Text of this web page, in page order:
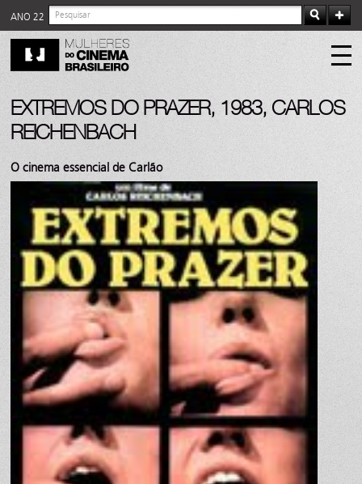
ANO 22
EXTREMOS DO PRAZER, 1983, CARLOS
REICHENBACH
O cinema essencial de Carlão